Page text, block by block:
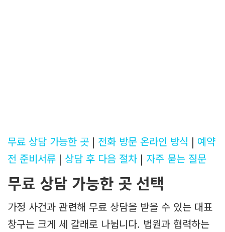
무료 상담 가능한 곳 | 전화 방문 온라인 방식 | 예약
전 준비서류 | 상담 후 다음 절차 | 자주 묻는 질문
무료 상담 가능한 곳 선택
가정 사건과 관련해 무료 상담을 받을 수 있는 대표
창구는 크게 세 갈래로 나뉩니다. 법원과 협력하는